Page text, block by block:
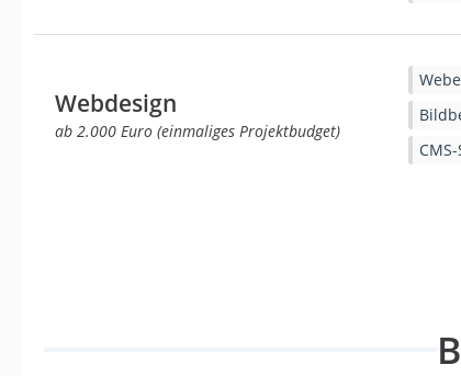
Webdesign
ab 2.000 Euro (einmaliges Projektbudget)